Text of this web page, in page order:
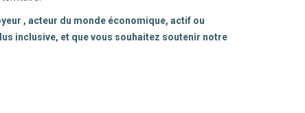
, acteur du monde économique, actif ou
inclusive, et que vous souhaitez soutenir notre